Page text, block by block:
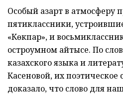
Особый азарт в атмосферу
пятиклассники,
«Көкпар», и
остроумном айтысе. По
казахского языка и
Касеновой, их поэтическое
доказало, что слово для